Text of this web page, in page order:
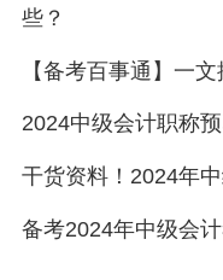
些？
【备考百事通】一
2024中级会计职称
干货资料！2024年
备考2024年中级会